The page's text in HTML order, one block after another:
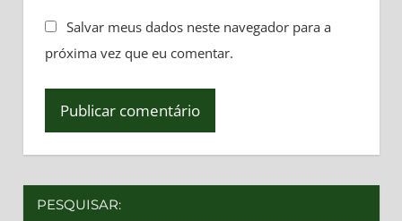
Salvar meus dados neste navegador para a
próxima vez que eu comentar.
PESQUISAR: